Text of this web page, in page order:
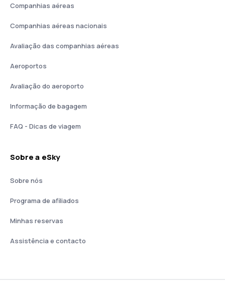
Companhias aéreas
Companhias aéreas nacionais
Avaliação das companhias aéreas
Aeroportos
Avaliação do aeroporto
Informação de bagagem
FAQ - Dicas de viagem
Sobre a eSky
Sobre nós
Programa de afiliados
Minhas reservas
Assistência e contacto